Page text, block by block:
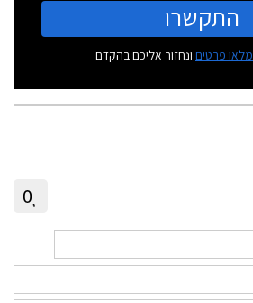
התקשרו
מלאו פרטים ונחזור אליכם בהקדם
0